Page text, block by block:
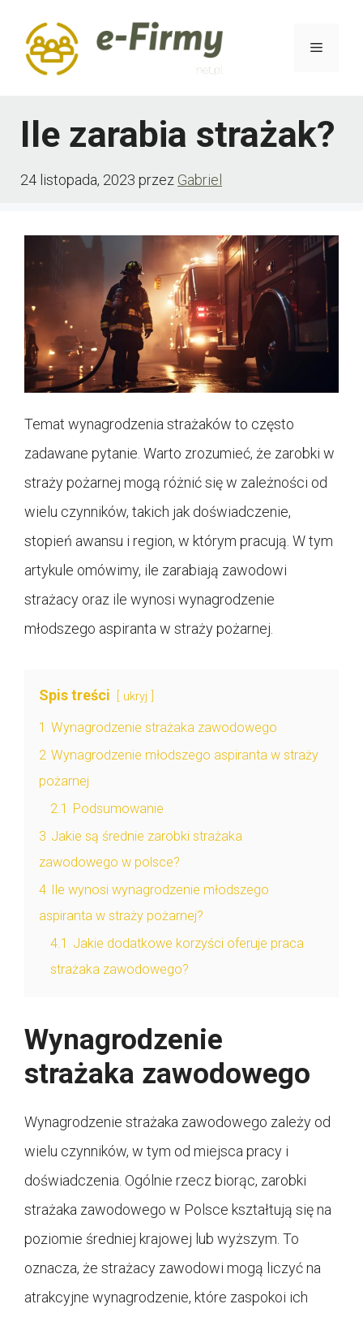
treści
Menu
Ile zarabia strażak?
24 listopada, 2023 przez Gabriel
Temat wynagrodzenia strażaków to często
zadawane pytanie. Warto zrozumieć, że zarobki w
straży pożarnej mogą różnić się w zależności od
wielu czynników, takich jak doświadczenie,
stopień awansu i region, w którym pracują. W tym
artykule omówimy, ile zarabiają zawodowi
strażacy oraz ile wynosi wynagrodzenie
młodszego aspiranta w straży pożarnej.
Spis treści ukryj
1 Wynagrodzenie strażaka zawodowego
2 Wynagrodzenie młodszego aspiranta w straży
pożarnej
2.1
Podsumowanie
3 Jakie są średnie zarobki strażaka
zawodowego w polsce?
4
Ile wynosi wynagrodzenie młodszego
aspiranta w straży pożarnej?
4.1 Jakie dodatkowe korzyści oferuje praca
strażaka zawodowego?
Wynagrodzenie
strażaka zawodowego
Wynagrodzenie strażaka zawodowego zależy od
wielu czynników, w tym od miejsca pracy i
doświadczenia. Ogólnie rzecz biorąc, zarobki
strażaka zawodowego w Polsce kształtują się na
poziomie średniej krajowej lub wyższym. To
oznacza, że strażacy zawodowi mogą liczyć na
atrakcyjne wynagrodzenie, które zaspokoi ich